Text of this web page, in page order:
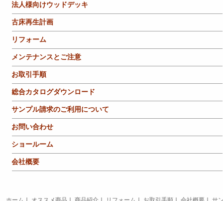
法人様向けウッドデッキ
古床再生計画
リフォーム
メンテナンスとご注意
お取引手順
総合カタログダウンロード
サンプル請求のご利用について
お問い合わせ
ショールーム
会社概要